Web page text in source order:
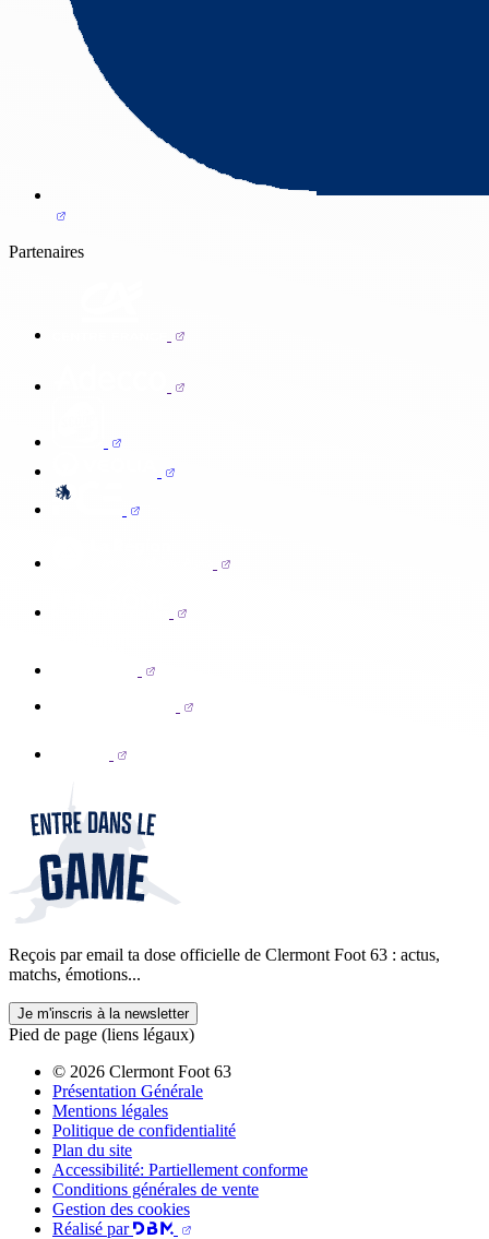
Partenaires
Reçois par email ta dose officielle de Clermont Foot 63 : actus,
matchs, émotions...
Je m'inscris à la newsletter
Pied de page (liens légaux)
© 2026 Clermont Foot 63
Présentation Générale
Mentions légales
Politique de confidentialité
Plan du site
Accessibilité: Partiellement conforme
Conditions générales de vente
Gestion des cookies
Réalisé par